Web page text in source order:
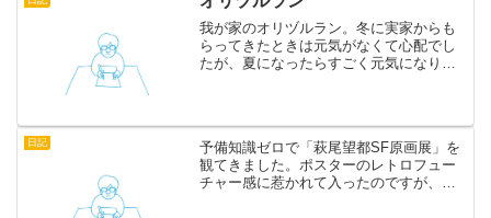
我が家のオリヅルラン。冬に実家からも
らってきたときは元気がなくて心配でし
たが、夏になったらすごく元気になりま
日記
予備知識ゼロで「萩尾望都SF原画展」を
観てきました。ポスターのレトロフュー
チャー感に惹かれて入ったのですが、た